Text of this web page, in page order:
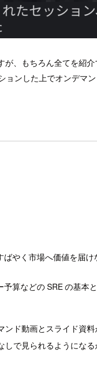
、もちろん全てを紹介
ンした上でオンデマ
やく市場へ価値を届
算などの SRE の基
ド動画とスライド資料
で見られるようにな